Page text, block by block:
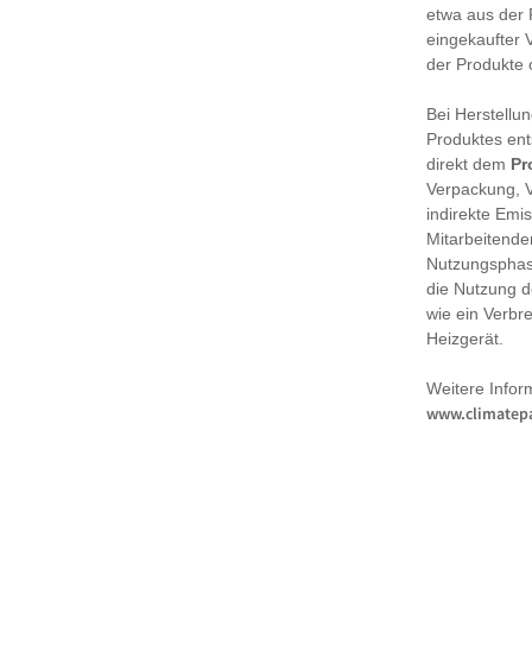
etwa aus der
eingekaufter
der Produkte
Bei
Produktes
direkt dem
Verpackung,
indirekte
die Nutzung
wie ein
Heizgerät.
Weitere